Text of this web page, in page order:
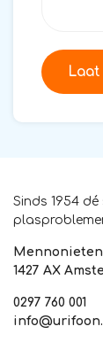
Sinds 1954
1427 AX
0297 760 001